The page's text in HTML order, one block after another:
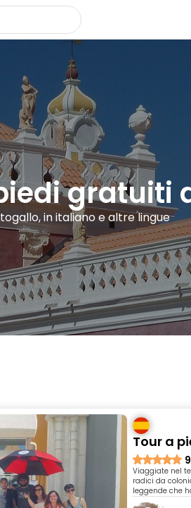
gratuiti
in italiano e altre lingue
Tour a
Viaggiate nel
radici da
leggende che